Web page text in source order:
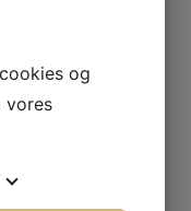
(Scrumstudy
Guide”
og
vores